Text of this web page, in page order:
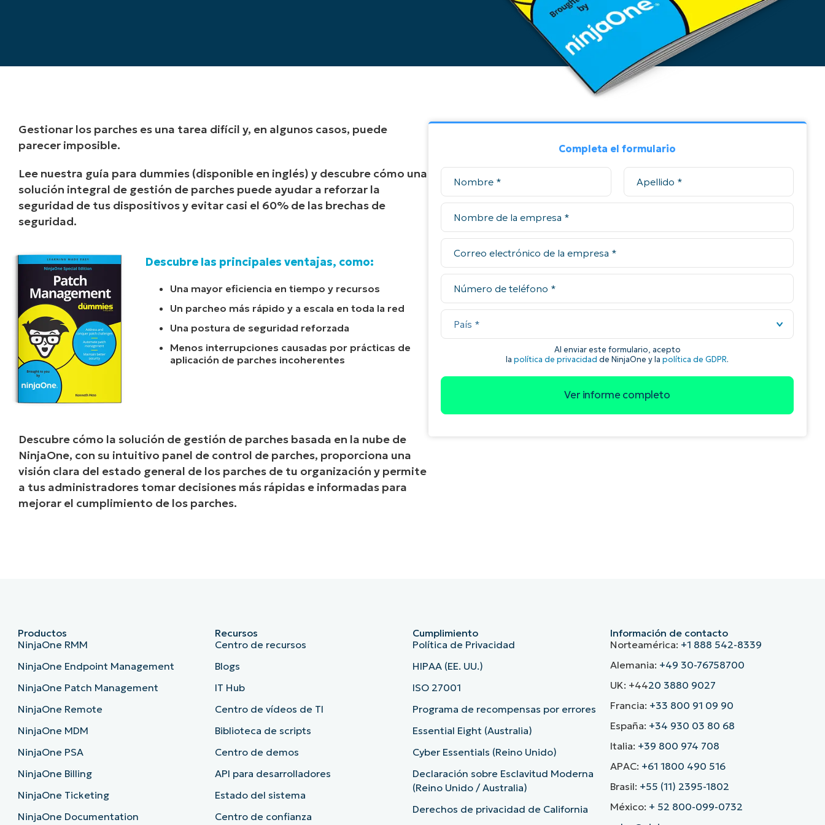
Gestionar los parches es una tarea difícil y, en algunos casos, puede
parecer imposible.
Lee nuestra guía para dummies (disponible en inglés) y descubre cómo una
solución integral de gestión de parches puede ayudar a reforzar la
seguridad de tus dispositivos y evitar casi el 60% de las brechas de
seguridad.
Descubre las principales ventajas, como:
Una mayor eficiencia en tiempo y recursos
Un parcheo más rápido y a escala en toda la red
Una postura de seguridad reforzada
Menos interrupciones causadas por prácticas de
aplicación de parches incoherentes
Descubre cómo la solución de gestión de parches basada en la nube de
NinjaOne, con su intuitivo panel de control de parches, proporciona una
visión clara del estado general de los parches de tu organización y permite
a tus administradores tomar decisiones más rápidas e informadas para
mejorar el cumplimiento de los parches.
Completa el formulario
Productos
NinjaOne RMM
NinjaOne Endpoint Management
NinjaOne Patch Management
NinjaOne Remote
NinjaOne MDM
NinjaOne PSA
NinjaOne Billing
NinjaOne Ticketing
NinjaOne Documentation
Recursos
Centro de recursos
Blogs
IT Hub
Centro de vídeos de TI
Biblioteca de scripts
Centro de demos
API para desarrolladores
Estado del sistema
Centro de confianza
Cumplimiento
Política de Privacidad
HIPAA (EE. UU.)
ISO 27001
Programa de recompensas por errores
Essential Eight (Australia)
Cyber Essentials (Reino Unido)
Declaración sobre Esclavitud Moderna
(Reino Unido / Australia)
Derechos de privacidad de California
Información de contacto
Norteamérica: +1 888 542-8339
Alemania: +49 30-76758700
UK: +4420 3880 9027
Francia: +33 800 91 09 90
España: +34 930 03 80 68
Italia: +39 800 974 708
APAC: +61 1800 490 516
Brasil: +55 (11) 2395-1802
México: + 52 800-099-0732